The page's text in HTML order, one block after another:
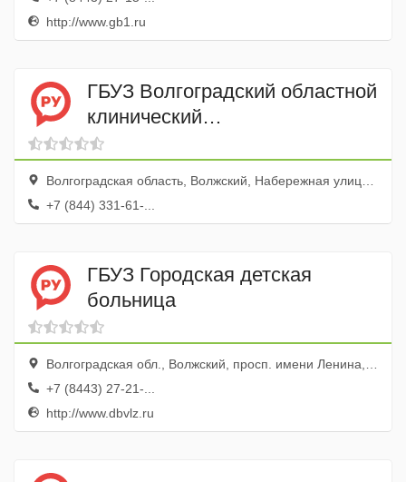
http://www.gb1.ru
ГБУЗ Волгоградский областной
клинический
противотуберкулезный
диспансер Структурное
подразделение № 4
Волгоградская область, Волжский, Набережная улица, 55
+7 (844) 331-61-...
ГБУЗ Городская детская
больница
Волгоградская обл., Волжский, просп. имени Ленина, 96
+7 (8443) 27-21-...
http://www.dbvlz.ru